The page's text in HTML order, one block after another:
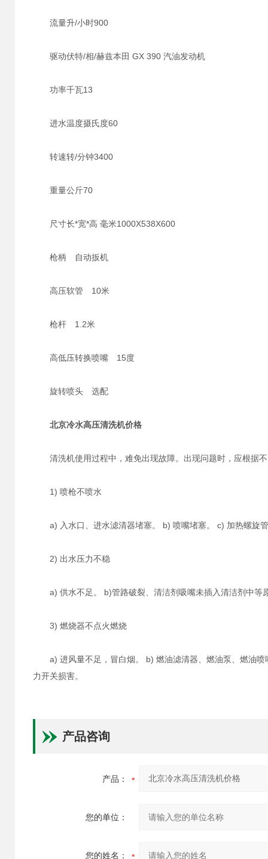
流量升/小时900
驱动伏特/相/赫兹本田 GX 390 汽油发动机
功率千瓦13
进水温度摄氏度60
转速转/分钟3400
重量公斤70
尺寸长*宽*高 毫米1000X538X600
枪柄 自动扳机
高压软管 10米
枪杆 1.2米
高低压转换喷嘴 15度
旋转喷头 选配
北京冷水高压清洗机价格
清洗机使用过程中，难免出现故障。出现问题时，应根据不
1) 喷枪不喷水
a) 入水口、进水滤清器堵塞。 b) 喷嘴堵塞。 c) 加热螺旋
2) 出水压力不稳
a) 供水不足。 b)管路破裂、清洁剂吸嘴未插入清洁剂中等
3) 燃烧器不点火燃烧
a) 进风量不足，冒白烟。 b) 燃油滤清器、燃油泵、燃油喷
力开关损害。
产品咨询
产品：
您的单位：
您的姓名：